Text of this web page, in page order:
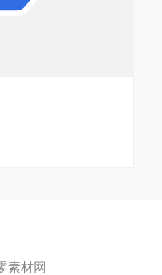
素材网